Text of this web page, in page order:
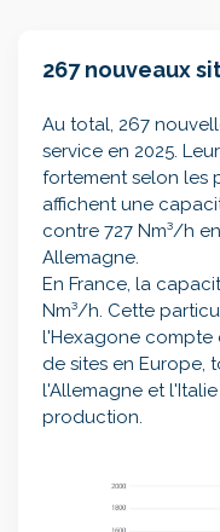
267 nouveaux
Au total, 267
service en 2025.
fortement selon les
affichent une
contre 727 Nm³/h
Allemagne.
En France, la
Nm³/h. Cette
l'Hexagone compte
de sites en Europe,
l'Allemagne et
production.